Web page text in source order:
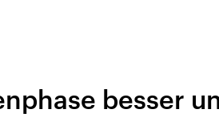
Lage und
Iran
besser